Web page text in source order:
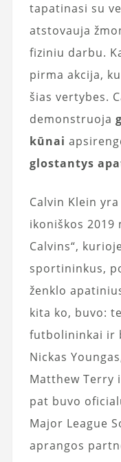
tapatinasi su
atstovauja
fiziniu darbu.
pirma akcija,
šias vertybes.
demonstruoja
kūnai
glostantys
Calvin Klein
ikoniškos 2019
Calvins“,
sportininkus,
ženklo
kita ko, buvo:
futbolininkai ir
Nickas
Matthew Terry
pat buvo
Major League
aprangos